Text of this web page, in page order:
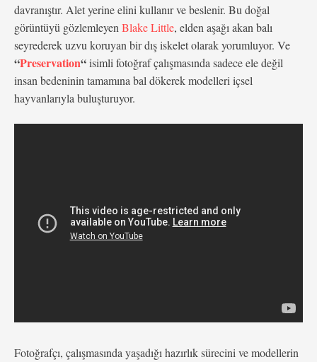
davranıştır. Alet yerine elini kullanır ve beslenir. Bu doğal
görüntüyü gözlemleyen Blake Little, elden aşağı akan balı
seyrederek uzvu koruyan bir dış iskelet olarak yorumluyor. Ve
“Preservation“isimli fotoğraf çalışmasında sadece ele değil
insan bedeninin tamamına bal dökerek modelleri içsel
hayvanlarıyla buluşturuyor.
Fotoğrafçı, çalışmasında yaşadığı hazırlık sürecini ve modellerin